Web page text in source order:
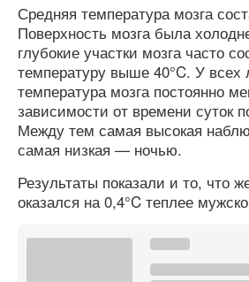
Средняя температура мозга
Поверхность мозга была
глубокие участки мозга часто
температуру выше 40°C. У всех
температура мозга постоянно
зависимости от времени суток
Между тем самая высокая
самая низкая — ночью.
Результаты показали и то, что
оказался на 0,4°C теплее